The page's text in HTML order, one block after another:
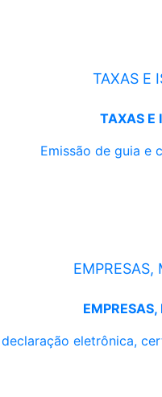
TAXAS E
TAXAS E
Emissão de guia e
EMPRESAS,
eletrônica,